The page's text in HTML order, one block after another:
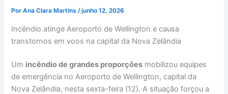
PorAna Clara Martins/junho 12, 2026
Incêndio atinge Aeroporto de Wellington e causa
transtornos em voos na capital da Nova Zelândia
Um incêndio de grandes proporções mobilizou equipes
de emergência no Aeroporto de Wellington, capital da
Nova Zelândia, nesta sexta-feira (12). A situação forçou a